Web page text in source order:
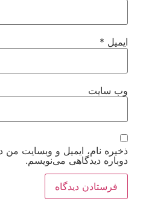
ایمیل *
وب‌ سایت
ذخیره نام، ایمیل و وبسایت
دوباره دیدگاهی می‌نویسم.